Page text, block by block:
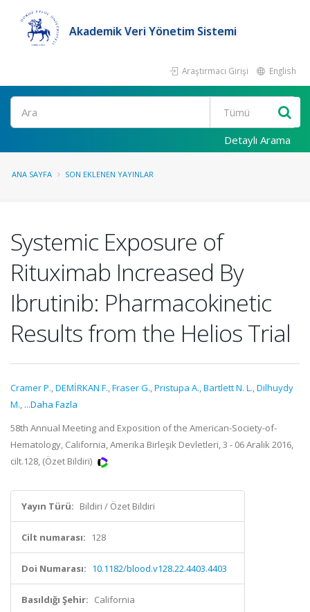
Akademik Veri Yönetim Sistemi
Araştırmacı Girişi English
Ara
Detaylı Arama
ANA SAYFA SON EKLENEN YAYINLAR
Systemic Exposure of
Rituximab Increased By
Ibrutinib: Pharmacokinetic
Results from the Helios Trial
Cramer P.,DEMİRKAN F.,Fraser G.,Pristupa A.,Bartlett N. L.,Dilhuydy
M., ...Daha Fazla
58th Annual Meeting and Exposition of the American-Society-of-
Hematology, California, Amerika Birleşik Devletleri, 3 - 06 Aralık 2016,
cilt.128, (Özet Bildiri)
Yayın Türü: Bildiri / Özet Bildiri
Cilt numarası: 128
Doi Numarası: 10.1182/blood.v128.22.4403.4403
Basıldığı Şehir: California